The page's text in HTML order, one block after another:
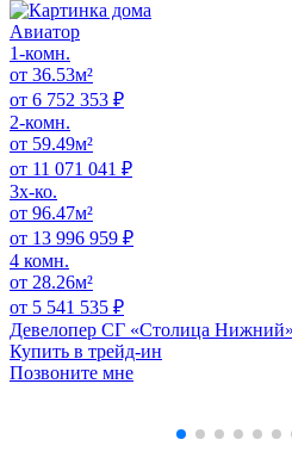
Авиатор
1-комн.
от 36.53м²
от 6 752 353 ₽
2-комн.
от 59.49м²
от 11 071 041 ₽
3x-ко.
от 96.47м²
от 13 996 959 ₽
4 комн.
от 28.26м²
от 5 541 535 ₽
Девелопер СГ «Столица Нижний»
Купить в трейд-ин
Позвоните мне